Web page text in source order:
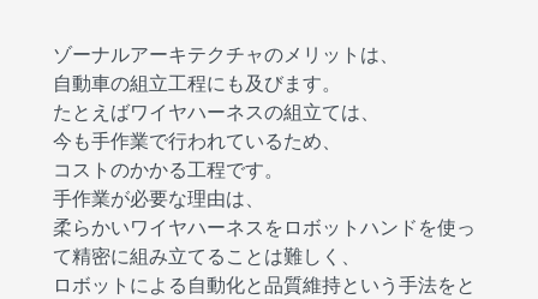
ゾーナルアーキテクチャのメリットは、
自動車の組立工程にも及びます。
たとえばワイヤハーネスの組立ては、
今も手作業で行われているため、
コストのかかる工程です。
手作業が必要な理由は、
柔らかいワイヤハーネスをロボットハンドを使っ
て精密に組み立てることは難しく、
ロボットによる自動化と品質維持という手法をと